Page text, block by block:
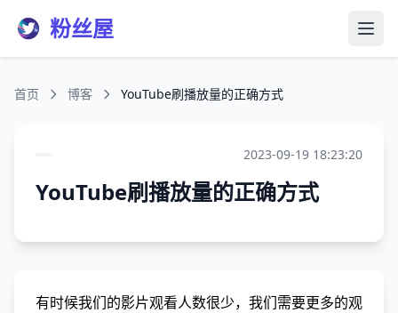
粉丝屋 打开
首页 博客 YouTube刷播放量的正确方式
2023-09-19 18:23:20
YouTube刷播放量的正确方式
有时候我们的影片观看人数很少，我们需要更多的观